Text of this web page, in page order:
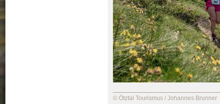
© Ötztal Tourismus / Johannes Brunner